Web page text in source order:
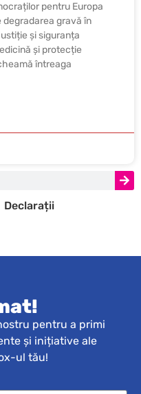
pentru Europa
gravă în
și siguranța
și protecție
întreaga
Declarații
pentru a primi
și inițiative ale
ul tău!